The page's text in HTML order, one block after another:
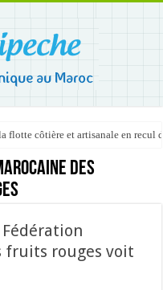
flotte côtière et artisanale en recul
des
fruits rouges voit